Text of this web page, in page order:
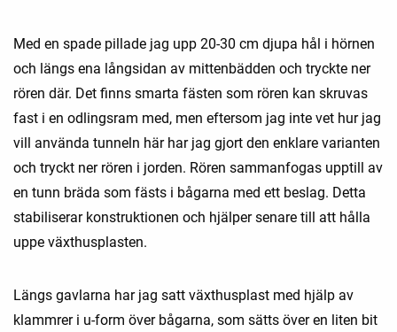
Med en spade pillade jag upp 20-30 cm djupa hål i hörnen
och längs ena långsidan av mittenbädden och tryckte ner
rören där. Det finns smarta fästen som rören kan skruvas
fast i en odlingsram med, men eftersom jag inte vet hur jag
vill använda tunneln här har jag gjort den enklare varianten
och tryckt ner rören i jorden. Rören sammanfogas upptill av
en tunn bräda som fästs i bågarna med ett beslag. Detta
stabiliserar konstruktionen och hjälper senare till att hålla
uppe växthusplasten.
Längs gavlarna har jag satt växthusplast med hjälp av
klammrer i u-form över bågarna, som sätts över en liten bit